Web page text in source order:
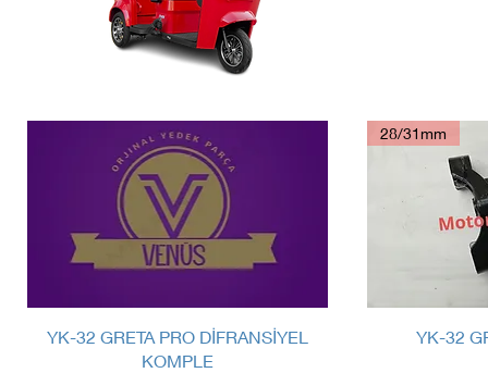
Hızlı Bakış
YK-32 GRETA PRO DİFRANSİYEL
KOMPLE
28/31mm
YK-32